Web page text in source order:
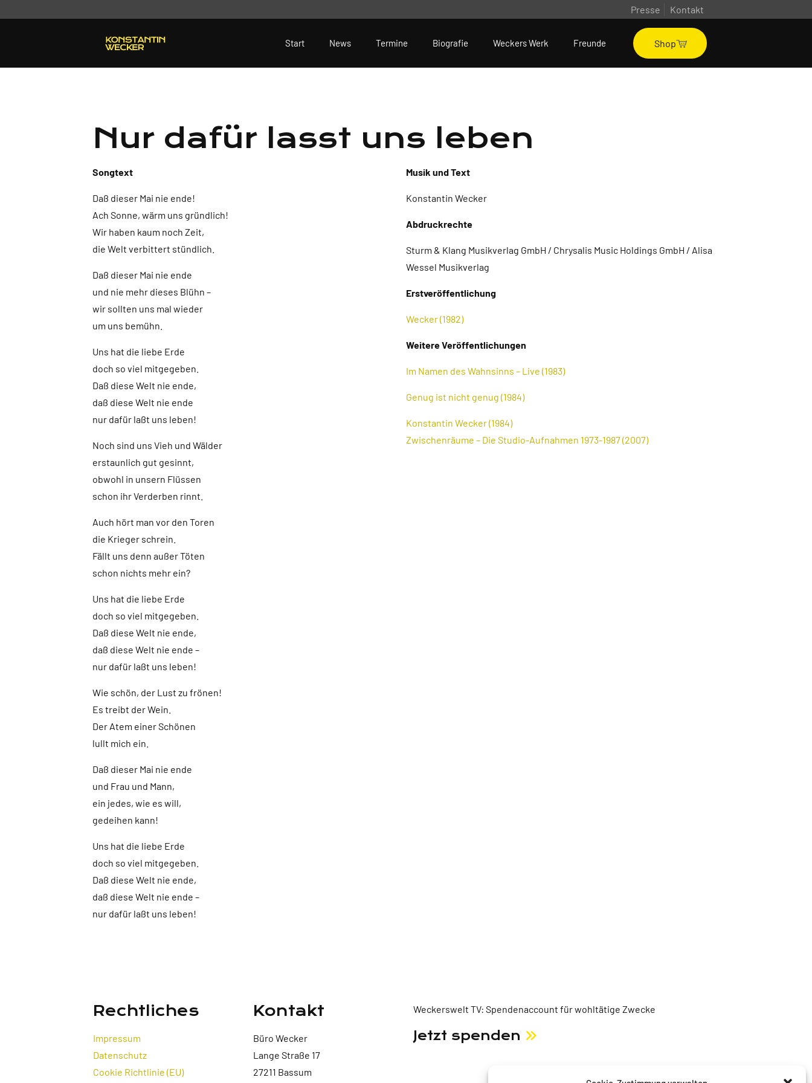
Presse Kontakt
Start News Termine Biografie Weckers Werk Freunde Shop
Nur dafür lasst uns leben
Songtext
Daß dieser Mai nie ende!
Ach Sonne, wärm uns gründlich!
Wir haben kaum noch Zeit,
die Welt verbittert stündlich.
Daß dieser Mai nie ende
und nie mehr dieses Blühn –
wir sollten uns mal wieder
um uns bemühn.
Uns hat die liebe Erde
doch so viel mitgegeben.
Daß diese Welt nie ende,
daß diese Welt nie ende
nur dafür laßt uns leben!
Noch sind uns Vieh und Wälder
erstaunlich gut gesinnt,
obwohl in unsern Flüssen
schon ihr Verderben rinnt.
Auch hört man vor den Toren
die Krieger schrein.
Fällt uns denn außer Töten
schon nichts mehr ein?
Uns hat die liebe Erde
doch so viel mitgegeben.
Daß diese Welt nie ende,
daß diese Welt nie ende –
nur dafür laßt uns leben!
Wie schön, der Lust zu frönen!
Es treibt der Wein.
Der Atem einer Schönen
lullt mich ein.
Daß dieser Mai nie ende
und Frau und Mann,
ein jedes, wie es will,
gedeihen kann!
Uns hat die liebe Erde
doch so viel mitgegeben.
Daß diese Welt nie ende,
daß diese Welt nie ende –
nur dafür laßt uns leben!
Musik und Text
Konstantin Wecker
Abdruckrechte
Sturm & Klang Musikverlag GmbH / Chrysalis Music Holdings GmbH / Alisa
Wessel Musikverlag
Erstveröffentlichung
Wecker (1982)
Weitere Veröffentlichungen
Im Namen des Wahnsinns – Live (1983)
Genug ist nicht genug (1984)
Konstantin Wecker (1984)
Zwischenräume – Die Studio-Aufnahmen 1973-1987 (2007)
Rechtliches
Impressum
Datenschutz
Cookie Richtlinie (EU)
Kontakt
Büro Wecker
Lange Straße 17
27211 Bassum
Weckerswelt TV: Spendenaccount für wohltätige Zwecke
Jetzt spenden